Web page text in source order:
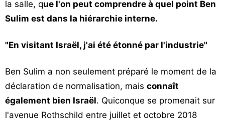
la salle, que l'on peut comprendre à quel point Ben
Sulim est dans la hiérarchie interne.
"En visitant Israël, j'ai été étonné par l'industrie"
Ben Sulim a non seulement préparé le moment de la
déclaration de normalisation, mais connaît
également bien Israël. Quiconque se promenait sur
l'avenue Rothschild entre juillet et octobre 2018